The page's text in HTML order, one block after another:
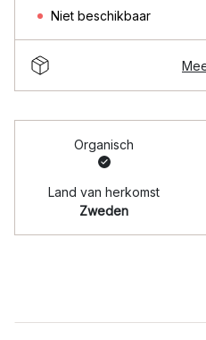
Niet beschikbaar
Organisch
Land van herkomst
Zweden